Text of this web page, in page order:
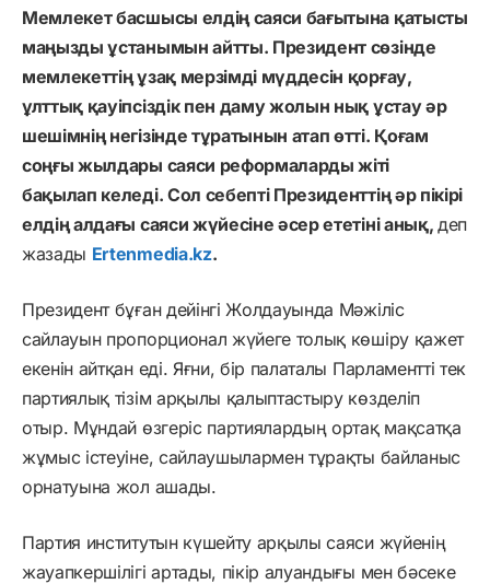
Мемлекет басшысы елдің саяси бағытына қатысты
маңызды ұстанымын айтты. Президент сөзінде
мемлекеттің ұзақ мерзімді мүддесін қорғау,
ұлттық қауіпсіздік пен даму жолын нық ұстау әр
шешімнің негізінде тұратынын атап өтті. Қоғам
соңғы жылдары саяси реформаларды жіті
бақылап келеді. Сол себепті Президенттің әр пікірі
елдің алдағы саяси жүйесіне әсер ететіні анық, деп
жазады Ertenmedia.kz.
Президент бұған дейінгі Жолдауында Мәжіліс
сайлауын пропорционал жүйеге толық көшіру қажет
екенін айтқан еді. Яғни, бір палаталы Парламентті тек
партиялық тізім арқылы қалыптастыру көзделіп
отыр. Мұндай өзгеріс партиялардың ортақ мақсатқа
жұмыс істеуіне, сайлаушылармен тұрақты байланыс
орнатуына жол ашады.
Партия институтын күшейту арқылы саяси жүйенің
жауапкершілігі артады, пікір алуандығы мен бәсеке